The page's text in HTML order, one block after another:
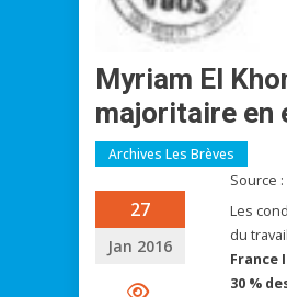
Myriam El
majoritaire en
Archives Les Brèves
27
Jan 2016
Source
Les
du
France
30 %